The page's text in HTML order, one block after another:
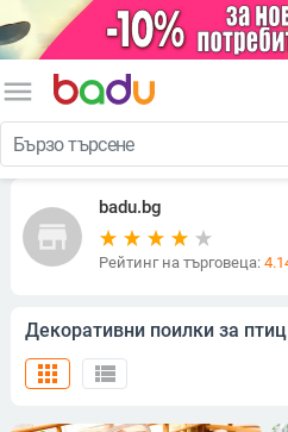
menu
store
badu.bg
Рейтинг на търговеца:
Декоративни поилки за
view_list
apps